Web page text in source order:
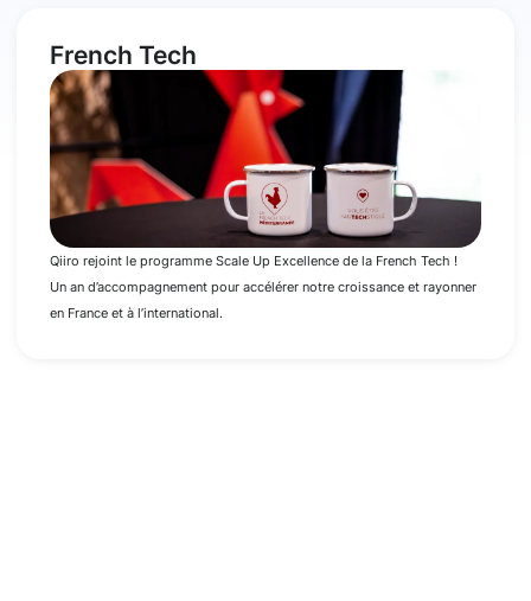
French Tech
Qiiro rejoint le programme Scale Up Excellence de la French Tech !
Un an d’accompagnement pour accélérer notre croissance et rayonner
en France et à l’international.